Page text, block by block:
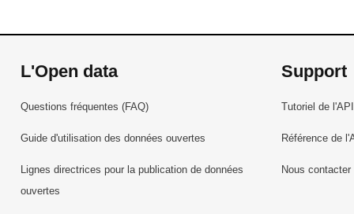
L'Open data
Questions fréquentes (FAQ)
Guide d'utilisation des données ouvertes
Lignes directrices pour la publication de données
ouvertes
Support
Tutoriel de l'API
Référence de
Nous contacter